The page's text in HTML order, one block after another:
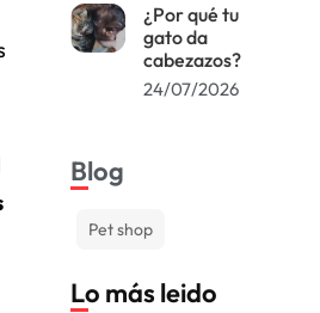
¿Por qué tu
gato da
cabezazos?
24/07/2026
Blog
Pet shop
Lo más leido